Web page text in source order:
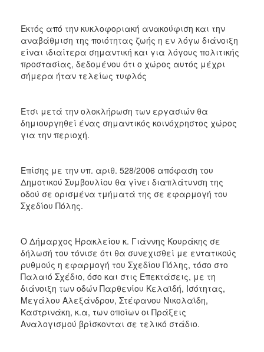
ΗΡΑΚΛΕΙΟ
Εκτός από την κυκλοφοριακή ανακούφιση και την
αναβάθμιση της ποιότητας ζωής η εν λόγω διάνοιξη
είναι ιδιαίτερα σημαντική και για λόγους πολιτικής
προστασίας, δεδομένου ότι ο χώρος αυτός μέχρι
σήμερα ήταν τελείως τυφλός
Έτσι μετά την ολοκλήρωση των εργασιών θα
δημιουργηθεί ένας σημαντικός κοινόχρηστος χώρος
για την περιοχή.
Επίσης με την υπ. αριθ. 528/2006 απόφαση του
Δημοτικού Συμβουλίου θα γίνει διαπλάτυνση της
οδού σε ορισμένα τμήματά της σε εφαρμογή του
Σχεδίου Πόλης.
Ο Δήμαρχος Ηρακλείου κ. Γιάννης Κουράκης σε
δήλωσή του τόνισε ότι θα συνεχισθεί με εντατικούς
ρυθμούς η εφαρμογή του Σχεδίου Πόλης, τόσο στο
Παλαιό Σχέδιο, όσο και στις Επεκτάσεις, με τη
διάνοιξη των οδών Παρθενίου Κελαϊδή, Ισότητας,
Μεγάλου Αλεξάνδρου, Στέφανου Νικολαϊδη,
Καστρινάκη, κ.α, των οποίων οι Πράξεις
Αναλογισμού βρίσκονται σε τελικό στάδιο.